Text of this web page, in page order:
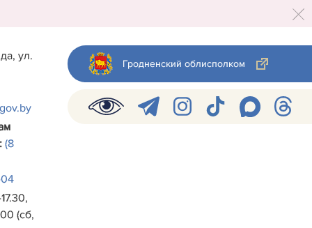
ул.
(8
(сб,
Гродненский облисполком